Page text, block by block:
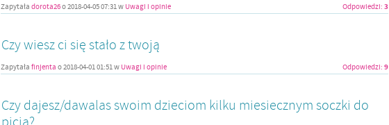
Zapytała dorota26o2018-04-05 07:31w Uwagi i opinie Odpowiedzi: 3
Czy wiesz ci się stało z twoją
Zapytała finjenta o2018-04-01 01:51w Uwagi i opinie Odpowiedzi: 9
Czy dajesz/dawalas swoim dzieciom kilku miesiecznym soczki do